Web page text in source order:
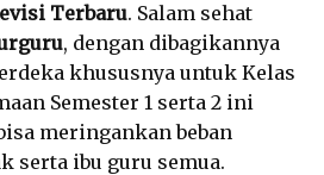
Terbaru. Salam sehat
, dengan dibagikannya
khususnya untuk Kelas
Semester 1 serta 2 ini
meringankan beban
serta ibu guru semua.